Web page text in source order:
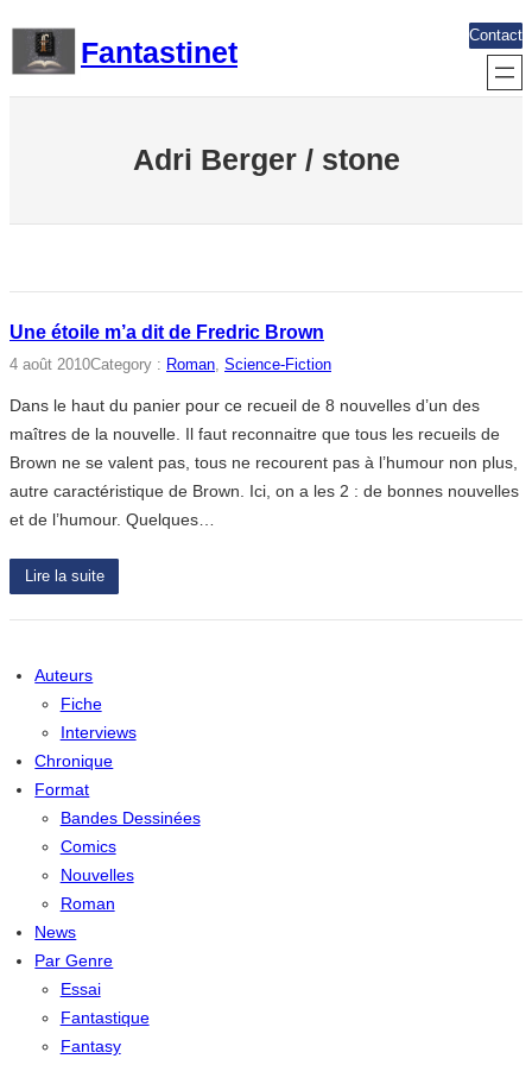
contenu
Fantastinet
Contact
Adri Berger / stone
Une étoile m’a dit de Fredric Brown
4 août 2010Category : Roman, Science-Fiction
Dans le haut du panier pour ce recueil de 8 nouvelles d’un des
maîtres de la nouvelle. Il faut reconnaitre que tous les recueils de
Brown ne se valent pas, tous ne recourent pas à l’humour non plus,
autre caractéristique de Brown. Ici, on a les 2 : de bonnes nouvelles
et de l’humour. Quelques…
Lire la suite
Auteurs
Fiche
Interviews
Chronique
Format
Bandes Dessinées
Comics
Nouvelles
Roman
News
Par Genre
Essai
Fantastique
Fantasy